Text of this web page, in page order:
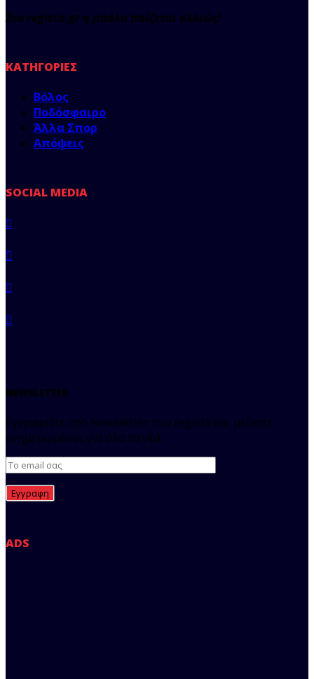
Στο regista.gr η μπάλα παίζεται αλλιώς!
ΚΑΤΗΓΟΡΊΕΣ
Βόλος
Ποδόσφαιρο
Άλλα Σπορ
Απόψεις
SOCIAL MEDIA
NEWSLETTER
Εγγραφείτε στο Newsletter του regista και μείνετε
ενημερωμένοι για όλα τα νέα.
ADS